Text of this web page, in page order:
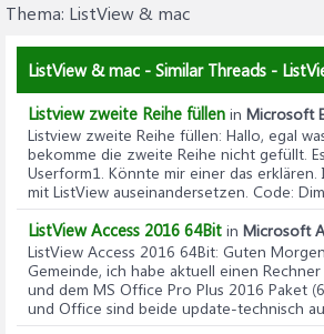
Thema: ListView & mac
ListView & mac - Similar Threads -
Listview zweite Reihe füllen in Microsoft
Listview zweite Reihe füllen: Hallo, egal
bekomme die zweite Reihe nicht gefüllt.
Userform1. Könnte mir einer das erklären.
mit ListView auseinandersetzen. Code:
ListView Access 2016 64Bit in Microsoft
ListView Access 2016 64Bit: Guten
Gemeinde, ich habe aktuell einen
und dem MS Office Pro Plus 2016 Paket
und Office sind beide update-technisch